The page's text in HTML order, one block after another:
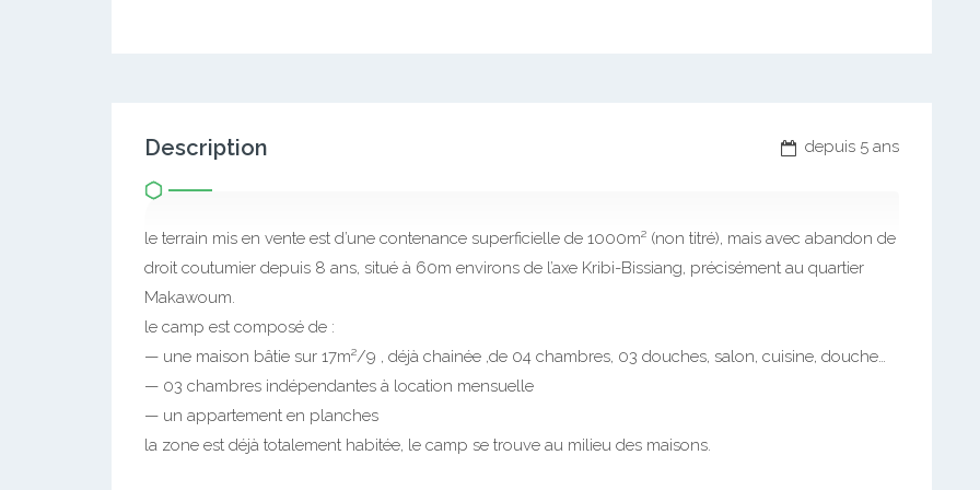
depuis 5 ans
Description
le terrain mis en vente est d’une contenance superficielle de 1000m² (non titré), mais avec abandon de
droit coutumier depuis 8 ans, situé à 60m environs de l’axe Kribi-Bissiang, précisément au quartier
Makawoum.
le camp est composé de :
— une maison bâtie sur 17m²/9 , déjà chainée ,de 04 chambres, 03 douches, salon, cuisine, douche…
— 03 chambres indépendantes à location mensuelle
— un appartement en planches
la zone est déjà totalement habitée, le camp se trouve au milieu des maisons.